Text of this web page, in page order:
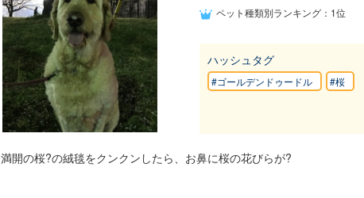
ペット種類別ランキング：1位
ハッシュタグ
#ゴールデンドゥードル #桜
満開の桜?の絨毯をクンクンしたら、お鼻に桜の花びらが?